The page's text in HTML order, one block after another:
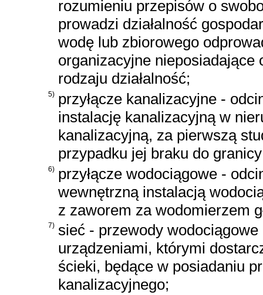
rozumieniu przepisów o
prowadzi działalność
wodę lub zbiorowego
organizacyjne
rodzaju działalność;
5) przyłącze kanalizacyjne -
instalację kanalizacyjną w
kanalizacyjną, za pierwszą
przypadku jej braku do
6) przyłącze wodociągowe -
wewnętrzną instalacją
z zaworem za wodomierzem
7) sieć - przewody
urządzeniami, którymi
ścieki, będące w posiadaniu
kanalizacyjnego;